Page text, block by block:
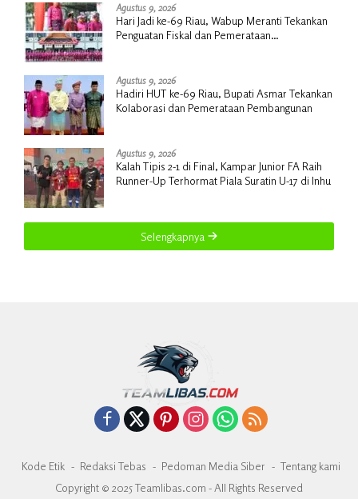
Agustus 9, 2026
Hari Jadi ke-69 Riau, Wabup Meranti Tekankan
Penguatan Fiskal dan Pemerataan
Agustus 9, 2026
Hadiri HUT ke-69 Riau, Bupati Asmar Tekankan
Kolaborasi dan Pemerataan Pembangunan
Agustus 9, 2026
Kalah Tipis 2-1 di Final, Kampar Junior FA Raih
Runner-Up Terhormat Piala Suratin U-17 di Inhu
Selengkapnya
Kode Etik Redaksi Tebas Pedoman Media Siber
Tentang kami
Copyright © 2025 Teamlibas.com - All Rights Reserved